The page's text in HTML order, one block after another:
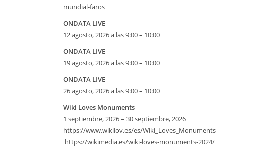
mundial-faros
ONDATA LIVE
12 agosto, 2026 a las 9:00 – 10:00
ONDATA LIVE
19 agosto, 2026 a las 9:00 – 10:00
ONDATA LIVE
26 agosto, 2026 a las 9:00 – 10:00
Wiki Loves Monuments
1 septiembre, 2026 – 30 septiembre, 2026
https://www.wikilov.es/es/Wiki_Loves_Monuments
https://wikimedia.es/wiki-loves-monuments-2024/